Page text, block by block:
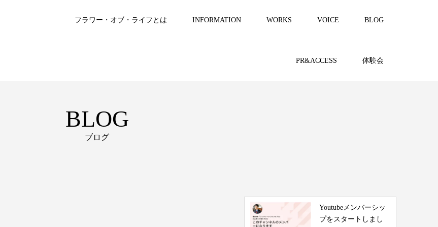
フラワー・オブ・ライフとは INFORMATION WORKS VOICE BLOG
PR&ACCESS 体験会
BLOG
ブログ
Youtubeメンバーシッ
プをスタートしまし